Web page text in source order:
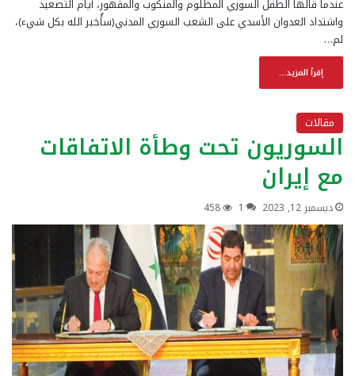
عندما قالها الطفل السوري المظلوم والمنكوب والمقهور، أيام التصعيد
واشتداد العدوان الأسدي على الشعب السوري المدني(سأُخبر الله بكل شيء)،
لم…
إقرأ المزيد...
مقالات
السوريون تحت وطأة الاتفاقات
مع إيران
ديسمبر 12, 2023 1
458